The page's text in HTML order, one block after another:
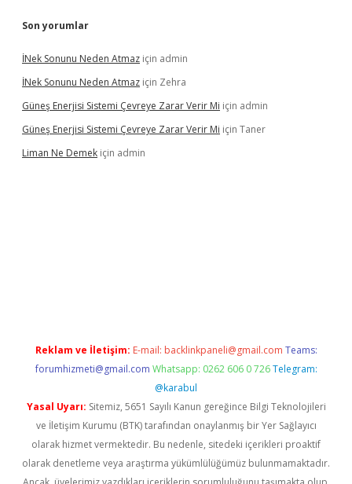
Son yorumlar
İNek Sonunu Neden Atmaz için admin
İNek Sonunu Neden Atmaz için Zehra
Güneş Enerjisi Sistemi Çevreye Zarar Verir Mi için admin
Güneş Enerjisi Sistemi Çevreye Zarar Verir Mi için Taner
Liman Ne Demek için admin
Reklam ve İletişim: E-mail: backlinkpaneli@gmail.com Teams:
forumhizmeti@gmail.com Whatsapp: 0262 606 0 726 Telegram:
@karabul
Yasal Uyarı: Sitemiz, 5651 Sayılı Kanun gereğince Bilgi Teknolojileri
ve İletişim Kurumu (BTK) tarafından onaylanmış bir Yer Sağlayıcı
olarak hizmet vermektedir. Bu nedenle, sitedeki içerikleri proaktif
olarak denetleme veya araştırma yükümlülüğümüz bulunmamaktadır.